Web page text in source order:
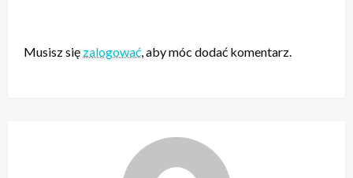
Musisz się zalogować, aby móc dodać komentarz.